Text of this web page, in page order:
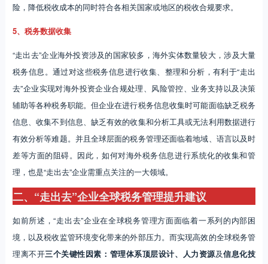
险，降低税收成本的同时符合各相关国家或地区的税收合规要求。
5、税务数据收集
“走出去”企业海外投资涉及的国家较多，海外实体数量较大，涉及大量
税务信息。通过对这些税务信息进行收集、整理和分析，有利于“走出
去”企业实现对海外投资企业合规处理、风险管控、业务支持以及决策
辅助等各种税务职能。但企业在进行税务信息收集时可能面临缺乏税务
信息、收集不到信息、缺乏有效的收集和分析工具或无法利用数据进行
有效分析等难题。并且全球层面的税务管理还面临着地域、语言以及时
差等方面的阻碍。因此，如何对海外税务信息进行系统化的收集和管
理，也是“走出去”企业需重点关注的一大领域。
二、“走出去”企业全球税务管理提升建议
如前所述，“走出去”企业在全球税务管理方面面临着一系列的内部困
境，以及税收监管环境变化带来的外部压力。而实现高效的全球税务管
理离不开三个关键性因素：管理体系顶层设计、人力资源及信息化技